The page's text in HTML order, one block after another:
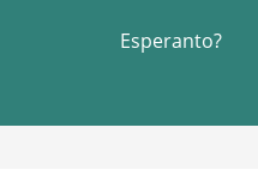
Esperanto?